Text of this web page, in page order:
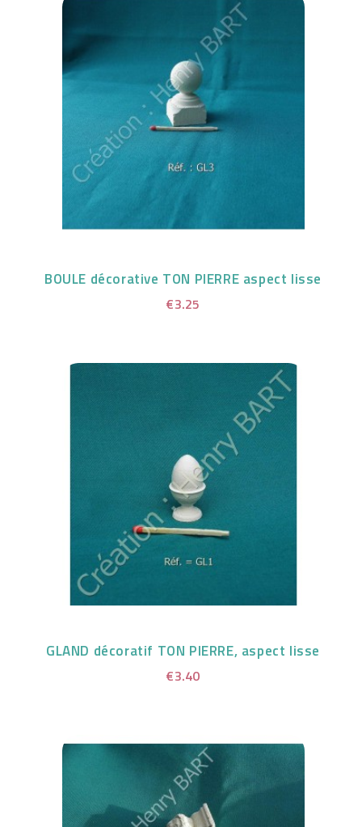
BOULE décorative TON PIERRE aspect lisse
€3.25
GLAND décoratif TON PIERRE, aspect lisse
€3.40